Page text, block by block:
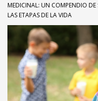
MEDICINAL: UN COMPENDIO
LAS ETAPAS DE LA VIDA